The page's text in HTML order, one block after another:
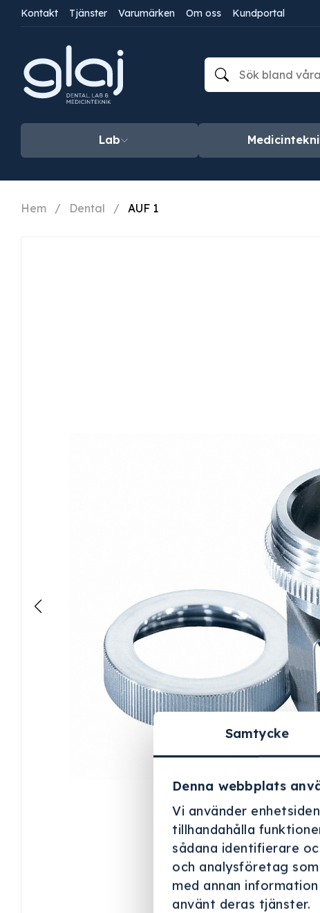
Samtycke
Denna webbplats
Vi använder
tillhandahålla
sådana identifierare
och analysföretag
med annan
använt deras tjänster.
Kontakt Tjänster Varumärken Om oss Kundportal
Lab
Hem / Dental / AUF 1